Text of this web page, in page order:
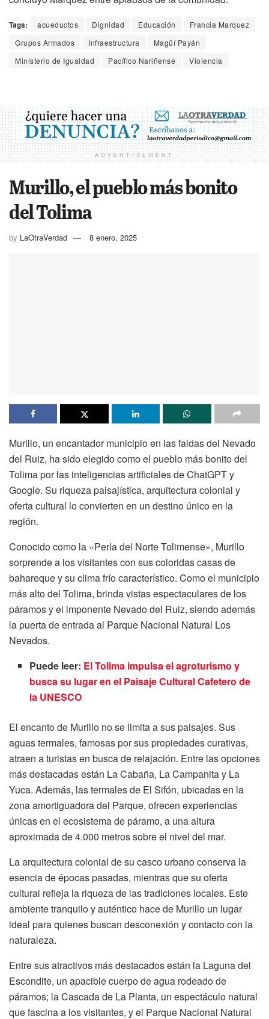
Tags: acueductos Dignidad Educación
Francia Marquez
Grupos Armados
Infraestructura
Magüí Payán
Ministerio de Igualdad
Pacífico Nariñense Violencia
ADVERTISEMENT
Murillo, el pueblo más bonito
del Tolima
by LaOtraVerdad 8 enero, 2025
Murillo, un encantador municipio en las faldas del Nevado
del Ruiz, ha sido elegido como el pueblo más bonito del
Tolima por las inteligencias artificiales de ChatGPT y
Google. Su riqueza paisajística, arquitectura colonial y
oferta cultural lo convierten en un destino único en la
región.
Conocido como la «Perla del Norte Tolimense», Murillo
sorprende a los visitantes con sus coloridas casas de
bahareque y su clima frío característico. Como el municipio
más alto del Tolima, brinda vistas espectaculares de los
páramos y el imponente Nevado del Ruiz, siendo además
la puerta de entrada al Parque Nacional Natural Los
Nevados.
Puede leer: El Tolima impulsa el agroturismo y
busca su lugar en el Paisaje Cultural Cafetero de
la UNESCO
El encanto de Murillo no se limita a sus paisajes. Sus
aguas termales, famosas por sus propiedades curativas,
atraen a turistas en busca de relajación. Entre las opciones
más destacadas están La Cabaña, La Campanita y La
Yuca. Además, las termales de El Sifón, ubicadas en la
zona amortiguadora del Parque, ofrecen experiencias
únicas en el ecosistema de páramo, a una altura
aproximada de 4.000 metros sobre el nivel del mar.
La arquitectura colonial de su casco urbano conserva la
esencia de épocas pasadas, mientras que su oferta
cultural refleja la riqueza de las tradiciones locales. Este
ambiente tranquilo y auténtico hace de Murillo un lugar
ideal para quienes buscan desconexión y contacto con la
naturaleza.
Entre sus atractivos más destacados están la Laguna del
Escondite, un apacible cuerpo de agua rodeado de
páramos; la Cascada de La Planta, un espectáculo natural
que fascina a los visitantes, y el Parque Nacional Natural